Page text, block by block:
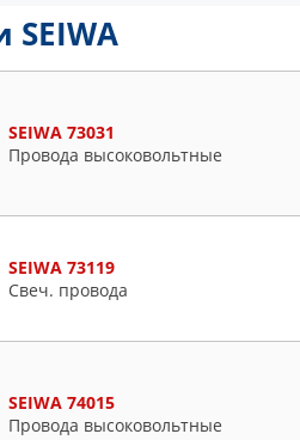
SEIWA
SEIWA 73031
Провода высоковольтные
SEIWA 73119
Свеч. провода
SEIWA 74015
Провода высоковольтные